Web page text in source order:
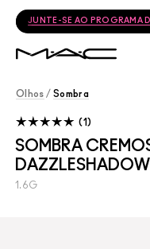
JUNTE-SE AO PROGRAMA
Olhos / Sombra
SOMBRA
DAZZLESHADOW
1.6G
1